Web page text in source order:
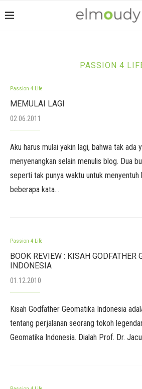
PASSION 4
Passion 4 Life
MEMULAI LAGI
02.06.2011
Aku harus mulai yakin lagi, bahwa tak ada
menyenangkan selain menulis blog. Dua
seperti tak punya waktu untuk menyentuh
beberapa kata…
Passion 4 Life
BOOK REVIEW : KISAH GODFATHER
INDONESIA
01.12.2010
Kisah Godfather Geomatika Indonesia
tentang perjalanan seorang tokoh
Geomatika Indonesia. Dialah Prof. Dr.